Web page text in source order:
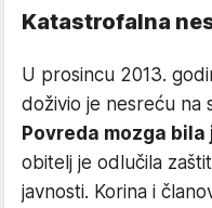
Katastrofalna
U prosincu 2013.
doživio je nesreću na
Povreda mozga
obitelj je odlučila
javnosti. Korina i